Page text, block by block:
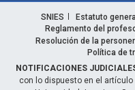
SNIES Estatuto
Reglamento del
Resolución de la
Política de
NOTIFICACIONES
con lo dispuesto en el artículo